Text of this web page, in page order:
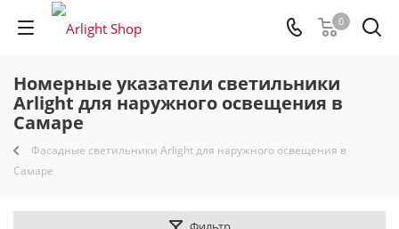
0
Номерные указатели светильники
Arlight для наружного освещения в
Самаре
Фасадные светильники Arlight для наружного освещения в
Самаре